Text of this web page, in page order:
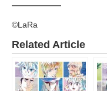
━━━━━━
©LaRa
Related Article